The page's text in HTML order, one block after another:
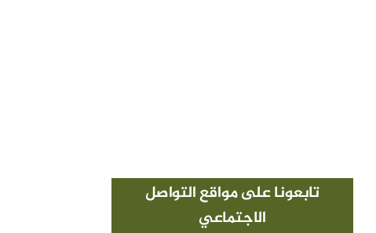
تابعونا على مواقع التواصل
الاجتماعي